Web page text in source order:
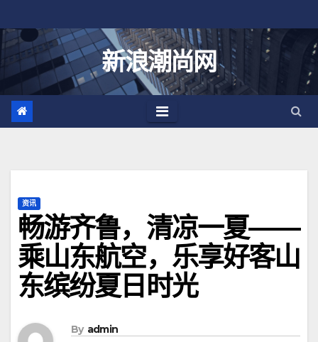
至
新浪潮尚网
资讯
畅游齐鲁，清凉一夏——
乘山东航空，乐享好客山
东缤纷夏日时光
By admin